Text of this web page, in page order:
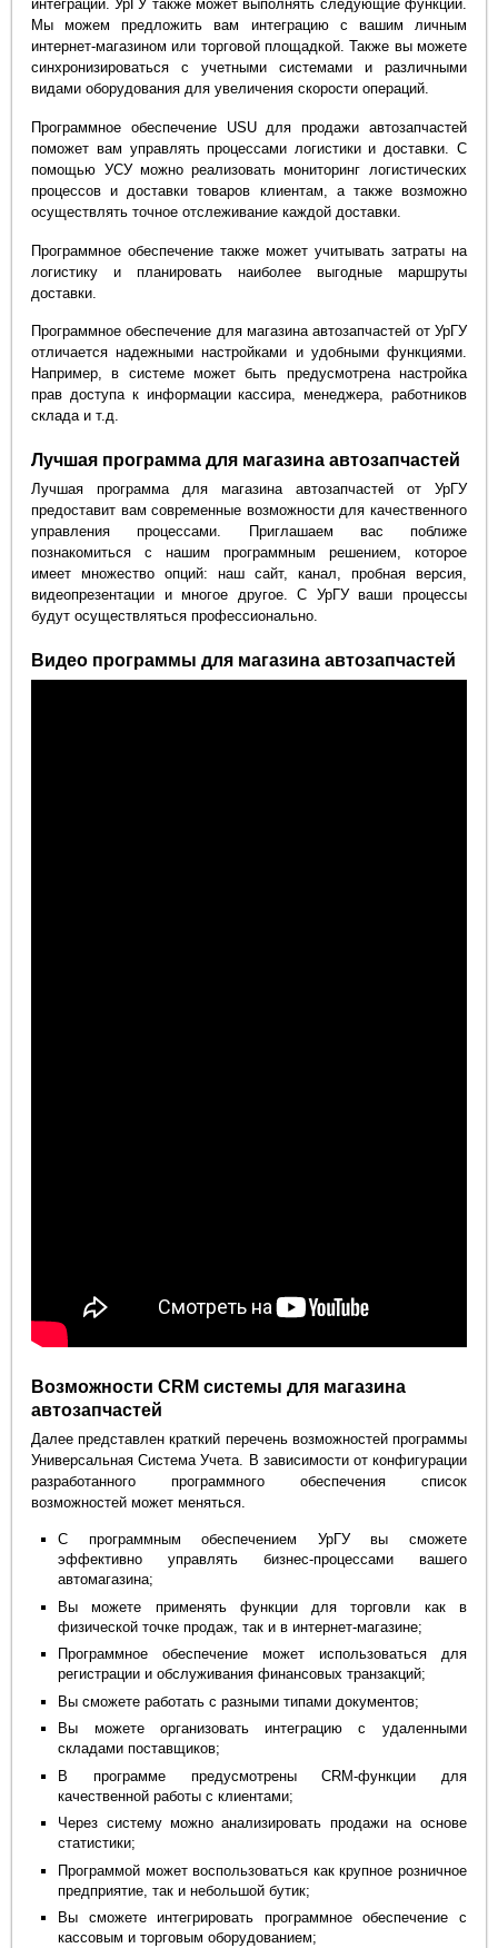
интеграции. УрГУ также может выполнять следующие функции.
Мы можем предложить вам интеграцию с вашим личным
интернет-магазином или торговой площадкой. Также вы можете
синхронизироваться с учетными системами и различными
видами оборудования для увеличения скорости операций.
Программное обеспечение USU для продажи автозапчастей
поможет вам управлять процессами логистики и доставки. С
помощью УСУ можно реализовать мониторинг логистических
процессов и доставки товаров клиентам, а также возможно
осуществлять точное отслеживание каждой доставки.
Программное обеспечение также может учитывать затраты на
логистику и планировать наиболее выгодные маршруты
доставки.
Программное обеспечение для магазина автозапчастей от УрГУ
отличается надежными настройками и удобными функциями.
Например, в системе может быть предусмотрена настройка
прав доступа к информации кассира, менеджера, работников
склада и т.д.
Лучшая программа для магазина автозапчастей
Лучшая программа для магазина автозапчастей от УрГУ
предоставит вам современные возможности для качественного
управления процессами. Приглашаем вас поближе
познакомиться с нашим программным решением, которое
имеет множество опций: наш сайт, канал, пробная версия,
видеопрезентации и многое другое. С УрГУ ваши процессы
будут осуществляться профессионально.
Видео программы для магазина автозапчастей
Возможности CRM системы для магазина
автозапчастей
Далее представлен краткий перечень возможностей программы
Универсальная Система Учета. В зависимости от конфигурации
разработанного программного обеспечения список
возможностей может меняться.
С программным обеспечением УрГУ вы сможете
эффективно управлять бизнес-процессами вашего
автомагазина;
Вы можете применять функции для торговли как в
физической точке продаж, так и в интернет-магазине;
Программное обеспечение может использоваться для
регистрации и обслуживания финансовых транзакций;
Вы сможете работать с разными типами документов;
Вы можете организовать интеграцию с удаленными
складами поставщиков;
В программе предусмотрены CRM-функции для
качественной работы с клиентами;
Через систему можно анализировать продажи на основе
статистики;
Программой может воспользоваться как крупное розничное
предприятие, так и небольшой бутик;
Вы сможете интегрировать программное обеспечение с
кассовым и торговым оборудованием;